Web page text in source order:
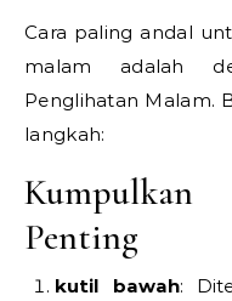
Cara paling andal
malam adalah
Penglihatan Malam.
langkah:
Penting
kutil bawah: